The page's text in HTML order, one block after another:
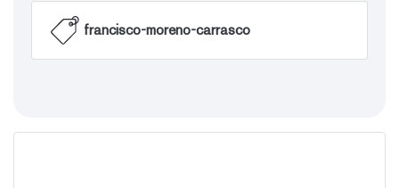
francisco-moreno-carrasco